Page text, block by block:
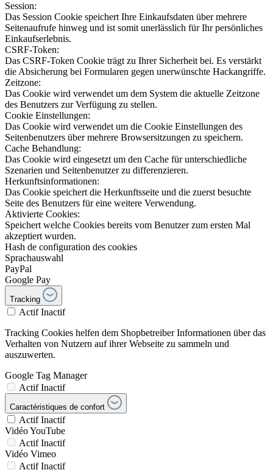
Session:
Das Session Cookie speichert Ihre Einkaufsdaten über mehrere
Seitenaufrufe hinweg und ist somit unerlässlich für Ihr persönliches
Einkaufserlebnis.
CSRF-Token:
Das CSRF-Token Cookie trägt zu Ihrer Sicherheit bei. Es verstärkt
die Absicherung bei Formularen gegen unerwünschte Hackangriffe.
Zeitzone:
Das Cookie wird verwendet um dem System die aktuelle Zeitzone
des Benutzers zur Verfügung zu stellen.
Cookie Einstellungen:
Das Cookie wird verwendet um die Cookie Einstellungen des
Seitenbenutzers über mehrere Browsersitzungen zu speichern.
Cache Behandlung:
Das Cookie wird eingesetzt um den Cache für unterschiedliche
Szenarien und Seitenbenutzer zu differenzieren.
Herkunftsinformationen:
Das Cookie speichert die Herkunftsseite und die zuerst besuchte
Seite des Benutzers für eine weitere Verwendung.
Aktivierte Cookies:
Speichert welche Cookies bereits vom Benutzer zum ersten Mal
akzeptiert wurden.
Hash de configuration des cookies
Sprachauswahl
PayPal
Google Pay
Tracking
Actif Inactif
Tracking Cookies helfen dem Shopbetreiber Informationen über das
Verhalten von Nutzern auf ihrer Webseite zu sammeln und
auszuwerten.
Google Tag Manager
Actif Inactif
Caractéristiques de confort
Actif Inactif
Vidéo YouTube
Actif Inactif
Vidéo Vimeo
Actif Inactif